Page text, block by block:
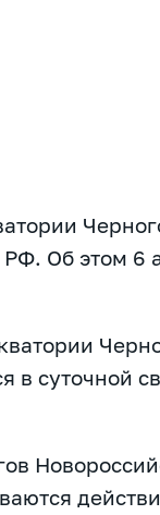
Об этом 6
в суточной